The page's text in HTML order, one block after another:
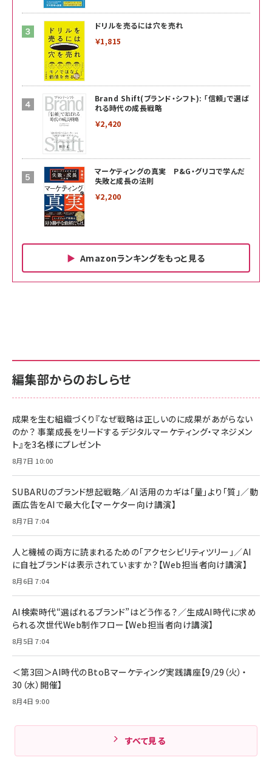
ドリルを売るには穴を売れ
￥1,815
Brand Shift(ブランド・シフト): 「信頼」で選ば
れる時代の成長戦略
￥2,420
マーケティングの真実 P&G・グリコで学んだ
失敗と成長の法則
￥2,200
Amazonランキングをもっと見る
￥880
anan(アンアン)2026/06/24号 No.2500増刊
スペシャルエディション[王道エンタメの矜持／
￥1,100
anan(アンアン)2026/07/08号 No.2502[2026
￥880
ママ投資家が育休中に１億貯めた株式投資
組織の成果を最大化する ルールのデザイン
￥1,980
Amazonランキングをもっと見る
サポート正規品 メーカー保証5年 KLMEA128G
NIMASO ガラスフィルム iPhone 17 用 保護フィ
すい ガイド枠付き いPhone17 (6.3インチ) 対応
2枚セット DSP25F1698
￥1,599
￥6,980
全ワイヤレスイヤホン/アクティブノイズキャンセリ
技術基準適合】ブラック
￥5,990
ケーブル Anker絡まないケーブル 240W 結束バン
ド付き USB PD対応 シリコン素材採用 iPhone
17 / 16 / 15 / Galaxy iPad Pro MacBook
Pro/Air 各種対応 (1.8m ミッドナイトブラック)
￥1,890
サポート正規品 メーカー保証5年 KLMEA128G
Amazon eギフトカード - Amazonロゴ - クラ
￥5,000
Anker PowerLine III Flow USB-C & USB-C
Pro/Air 各種対応 (1.8m ミッドナイトブラック)
￥1,890
サッポロ 生ビール 黒ラベル 350ml 缶 24本 ビー
ル ケース買い【6/30応募〆切! 黒ラベルビヤセラー
￥4,857
編集部からのおしらせ
成果を生む組織づくり『なぜ戦略は正しいのに成果があがらない
のか？ 事業成長をリードするデジタルマーケティング・マネジメン
ト』を3名様にプレゼント
8月7日 10:00
SUBARUのブランド想起戦略／AI活用のカギは「量」より「質」／動
画広告をAIで最大化【マーケター向け講演】
8月7日 7:04
人と機械の両方に読まれるための「アクセシビリティツリー」／AI
に自社ブランドは表示されていますか？【Web担当者向け講演】
8月6日 7:04
AI検索時代“選ばれるブランド”はどう作る？／生成AI時代に求め
られる次世代Web制作フロー【Web担当者向け講演】
8月5日 7:04
＜第3回＞AI時代のBtoBマーケティング実践講座【9/29（火）・
30（水）開催】
8月4日 9:00
すべて見る